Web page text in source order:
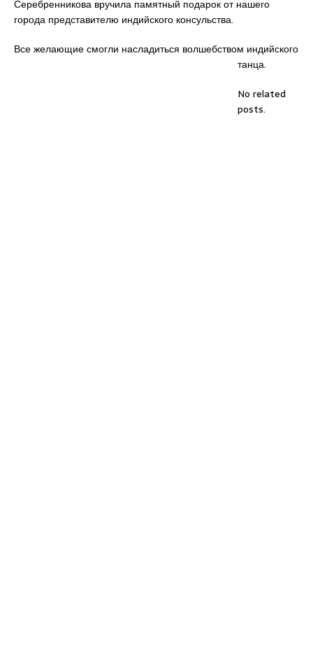
Серебренникова вручила памятный подарок от нашего
города представителю индийского консульства.
Все желающие смогли насладиться волшебством индийского
танца.
No related
posts.